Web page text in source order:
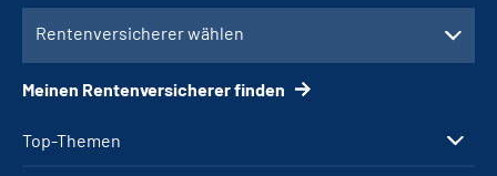
Top-Themen
Rentenversicherer wählen
Meinen Rentenversicherer finden